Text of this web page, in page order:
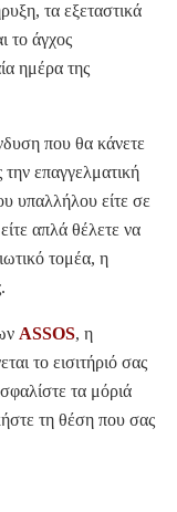
τα εξεταστικά
το άγχος
ημέρα της
που θα κάνετε
επαγγελματική
υπαλλήλου είτε σε
απλά θέλετε να
τομέα, η
ASSOS, η
το εισιτήριό σας
τα μόριά
τη θέση που σας